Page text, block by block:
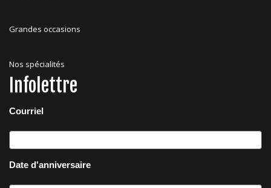
Grandes occasions
Nos spécialités
Infolettre
Courriel
Date d'anniversaire